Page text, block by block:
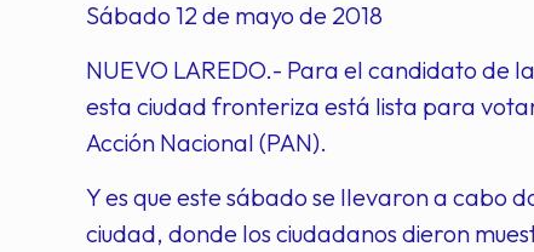
Sábado 12 de mayo de 2018
NUEVO LAREDO.- Para el candidato de
esta ciudad fronteriza está lista para
Acción Nacional (PAN).
Y es que este sábado se llevaron a cabo
ciudad, donde los ciudadanos dieron